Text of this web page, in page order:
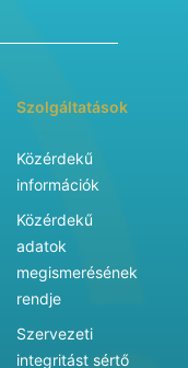
Szolgáltatások
Közérdekű
információk
Közérdekű
adatok
megismerésének
rendje
Szervezeti
integritást sértő